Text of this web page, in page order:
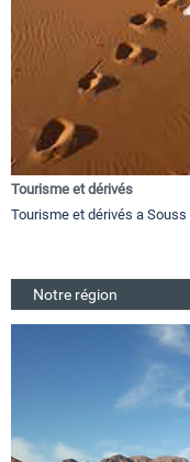
Tourisme et dérivés
Tourisme et dérivés a
Notre région